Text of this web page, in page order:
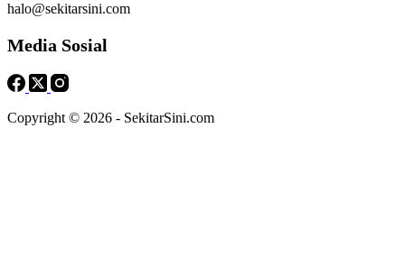
halo@sekitarsini.com
Media Sosial
Copyright © 2026 - SekitarSini.com